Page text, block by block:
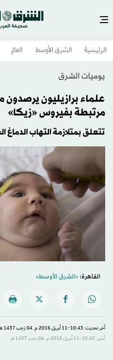
الرئيسية الشرق الأوسط​ العالم
يوميات الشرق
علماء برازيليون
مرتبطة بفيروس «زيكا»
تتعلق بمتلازمة التهاب الدماغ
القاهرة:«الشرق الأوسط»
آخر تحديث: 10:43-11 أبريل 2016 م ـ 04 رَجب 1437 هـ
نُشر: 10:42-11 أبريل 2016 م ـ 04 رَجب 1437 هـ